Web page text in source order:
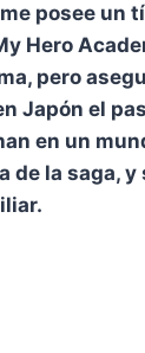
posee un
Hero
pero
Japón el
en un
de la saga,